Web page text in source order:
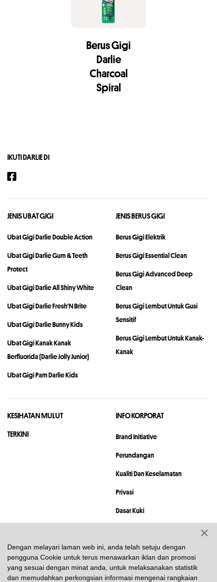
Dengan melayari laman web ini, anda telah setuju dengan
pengguna Cookie untuk terus menawarkan iklan dan promosi
yang sesuai dengan minat anda, untuk melaksanakan statistik
dan memudahkan perkongsian informasi mengenai rangkaian
Berus Gigi
Darlie
Charcoal
Spiral
IKUTI DARLIE DI
JENIS UBAT GIGI
Ubat Gigi Darlie Double Action
Ubat Gigi Darlie Gum & Teeth
Protect
Ubat Gigi Darlie All Shiny White
Ubat Gigi Darlie Fresh'N Brite
Ubat Gigi Darlie Bunny Kids
Ubat Gigi Kanak Kanak
Berfluorida (Darlie Jolly Junior)
Ubat Gigi Pam Darlie Kids
JENIS BERUS GIGI
Berus Gigi Elektrik
Berus Gigi Essential Clean
Berus Gigi Advanced Deep
Clean
Berus Gigi Lembut Untuk Gusi
Sensitif
Berus Gigi Lembut Untuk Kanak-
Kanak
KESIHATAN MULUT
TERKINI
INFO KORPORAT
Brand Initiative
Perundangan
Kualiti Dan Keselamatan
Privasi
Dasar Kuki
Hubungi
© 2023 Hawley & Hazel (BVI) Co. Ltd. All rights reserved.